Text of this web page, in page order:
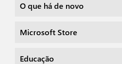
O que há de novo
Microsoft Store
Educação